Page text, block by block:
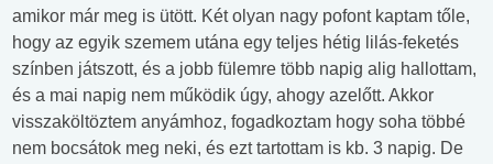
amikor már meg is ütött. Két olyan nagy pofont kaptam tőle,
hogy az egyik szemem utána egy teljes hétig lilás-feketés
színben játszott, és a jobb fülemre több napig alig hallottam,
és a mai napig nem működik úgy, ahogy azelőtt. Akkor
visszaköltöztem anyámhoz, fogadkoztam hogy soha többé
nem bocsátok meg neki, és ezt tartottam is kb. 3 napig. De